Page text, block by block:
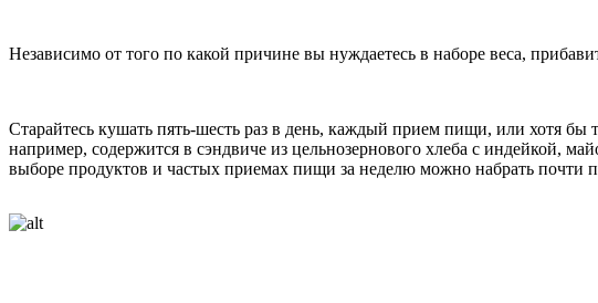
Независимо от того по какой причине вы нуждаетесь в наборе веса,
Старайтесь кушать пять-шесть раз в день, каждый прием пищи, или хотя
например, содержится в сэндвиче из цельнозернового хлеба с индейкой,
выборе продуктов и частых приемах пищи за неделю можно набрать почти